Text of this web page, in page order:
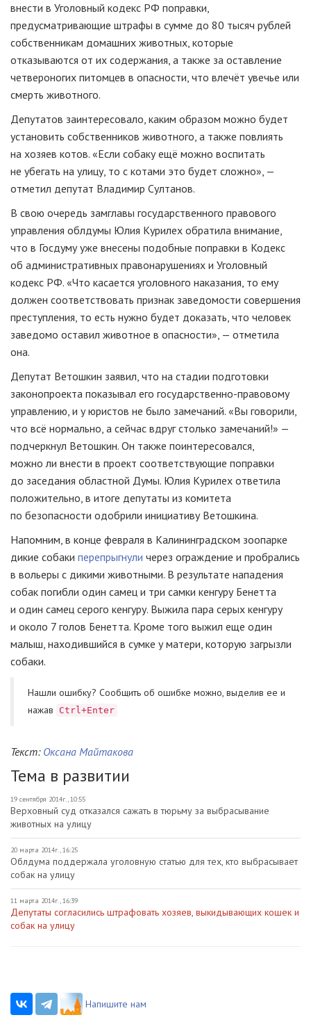
внести в Уголовный кодекс РФ поправки,
предусматривающие штрафы в сумме до 80 тысяч рублей
собственникам домашних животных, которые
отказываются от их содержания, а также за оставление
четвероногих питомцев в опасности, что влечёт увечье или
смерть животного.
Депутатов заинтересовало, каким образом можно будет
установить собственников животного, а также повлиять
на хозяев котов. «Если собаку ещё можно воспитать
не убегать на улицу, то с котами это будет сложно», —
отметил депутат Владимир Султанов.
В свою очередь замглавы государственного правового
управления облдумы Юлия Курилех обратила внимание,
что в Госдуму уже внесены подобные поправки в Кодекс
об административных правонарушениях и Уголовный
кодекс РФ. «Что касается уголовного наказания, то ему
должен соответствовать признак заведомости совершения
преступления, то есть нужно будет доказать, что человек
заведомо оставил животное в опасности», — отметила
она.
Депутат Ветошкин заявил, что на стадии подготовки
законопроекта показывал его государственно-правовому
управлению, и у юристов не было замечаний. «Вы говорили,
что всё нормально, а сейчас вдруг столько замечаний!» —
подчеркнул Ветошкин. Он также поинтересовался,
можно ли внести в проект соответствующие поправки
до заседания областной Думы. Юлия Курилех ответила
положительно, в итоге депутаты из комитета
по безопасности одобрили инициативу Ветошкина.
Напомним, в конце февраля в Калининградском зоопарке
дикие собаки перепрыгнули через ограждение и пробрались
в вольеры с дикими животными. В результате нападения
собак погибли один самец и три самки кенгуру Бенетта
и один самец серого кенгуру. Выжила пара серых кенгуру
и около 7 голов Бенетта. Кроме того выжил еще один
малыш, находившийся в сумке у матери, которую загрызли
собаки.
Нашли ошибку? Cообщить об ошибке можно, выделив ее и
нажав
Ctrl+Enter
Текст: Оксана Майтакова
Тема в развитии
19 сентября 2014г., 10:55
Верховный суд отказался сажать в тюрьму за выбрасывание
животных на улицу
20 марта 2014г., 16:25
Облдума поддержала уголовную статью для тех, кто выбрасывает
собак на улицу
11 марта 2014г., 16:39
Депутаты согласились штрафовать хозяев, выкидывающих кошек и
собак на улицу
Напишите нам